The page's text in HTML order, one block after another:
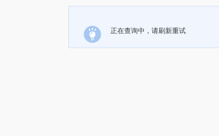
正在查询中，请刷新重试